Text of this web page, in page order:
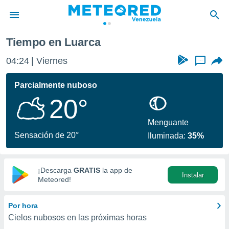
de
ha
que se
calidad.
a este
las
y
digital
basada
Tiempo en Luarca
04:24 Viernes ...
Parcialmente nuboso
20°
Sensación de 20°
Menguante
Iluminada:35%
¡Descarga GRATIS la app de
Meteored!
Instalar
Por hora
Cielos nubosos en las próximas horas